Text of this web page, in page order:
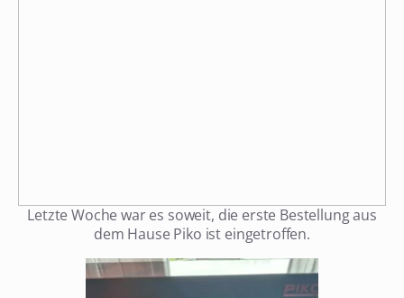
Letzte Woche war es soweit, die erste Bestellung aus
dem Hause Piko ist eingetroffen.